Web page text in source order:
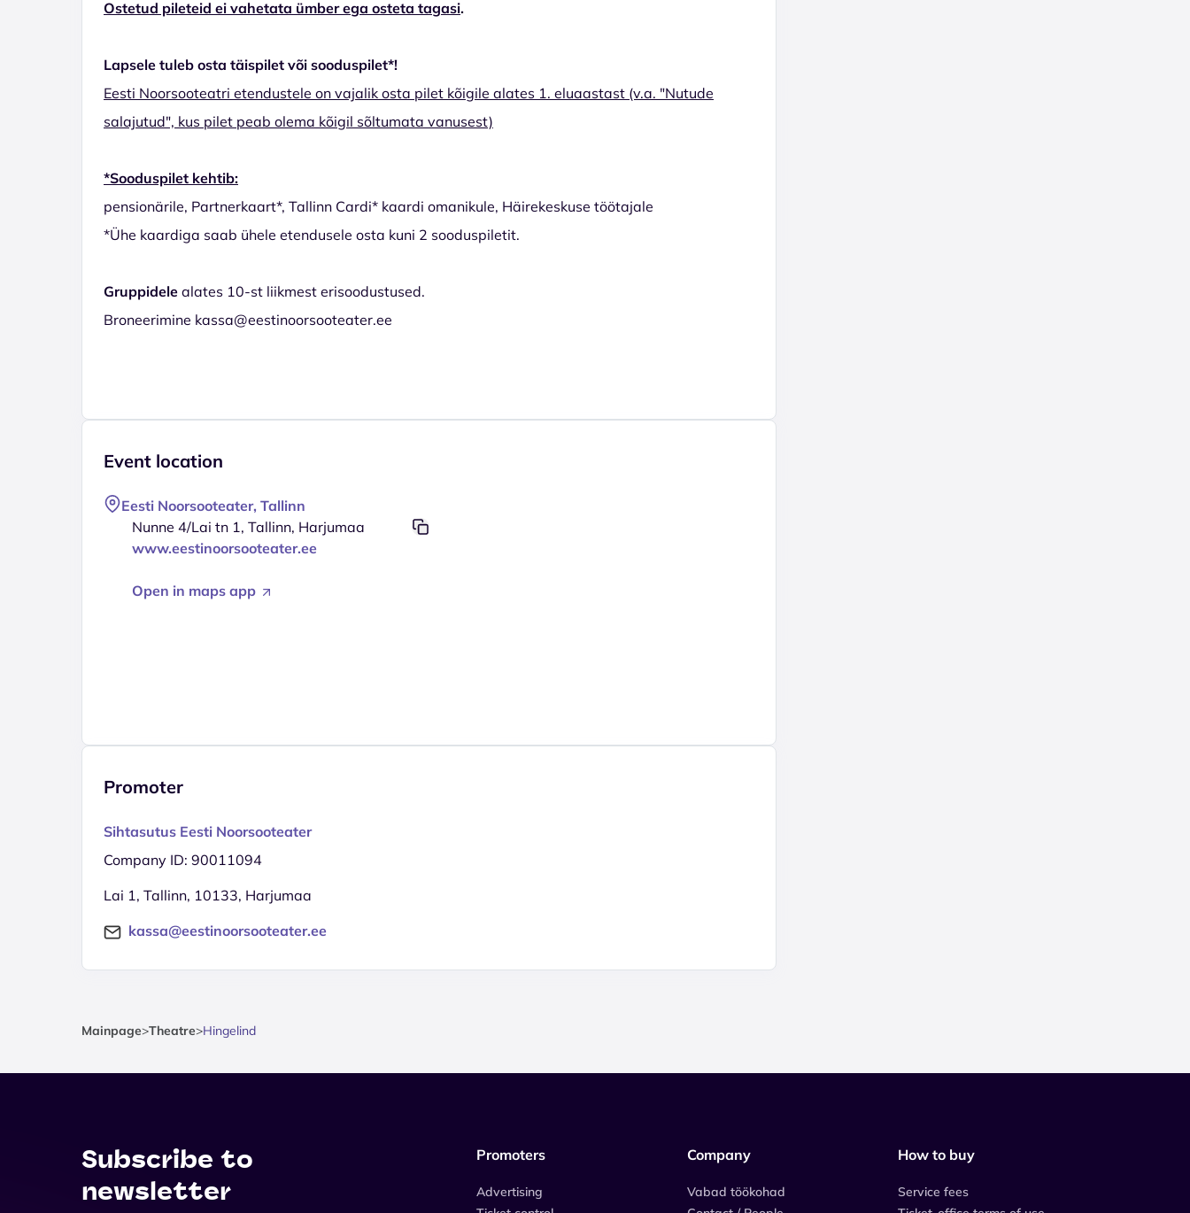
Ostetud pileteid ei vahetata ümber ega osteta tagasi.
Lapsele tuleb osta täispilet või sooduspilet*!
Eesti Noorsooteatri etendustele on vajalik osta pilet kõigile alates 1. eluaastast (v.a. "Nutude
salajutud", kus pilet peab olema kõigil sõltumata vanusest)
*Sooduspilet kehtib:
pensionärile, Partnerkaart*, Tallinn Cardi* kaardi omanikule, Häirekeskuse töötajale
*Ühe kaardiga saab ühele etendusele osta kuni 2 sooduspiletit.
Gruppidele alates 10-st liikmest erisoodustused.
Broneerimine kassa@eestinoorsooteater.ee
Event location
Eesti Noorsooteater, Tallinn
Nunne 4/Lai tn 1, Tallinn, Harjumaa
www.eestinoorsooteater.ee
Open in maps app
Promoter
Sihtasutus Eesti Noorsooteater
Company ID: 90011094
Lai 1, Tallinn, 10133, Harjumaa
kassa@eestinoorsooteater.ee
Mainpage>Theatre>Hingelind
Subscribe to
newsletter
Promoters
Advertising
Company
Vabad töökohad
How to buy
Service fees